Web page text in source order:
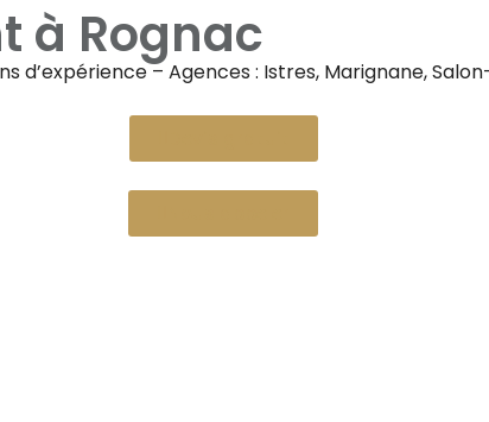
à Rognac
d’expérience – Agences : Istres, Marignane,